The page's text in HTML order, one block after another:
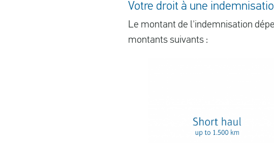
Votre droit à une
Le montant de l'indemnisation
montants suivants :